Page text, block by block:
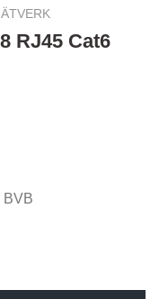
RJ45 Cat6
BVB
Fjällvit mängd